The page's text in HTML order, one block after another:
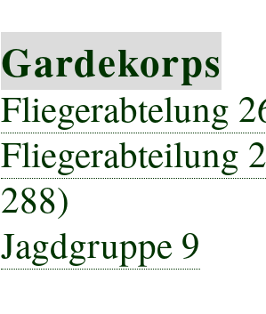
Gardekorps
Fliegerabtelung
Fliegerabteilung
288)
Jagdgruppe 9